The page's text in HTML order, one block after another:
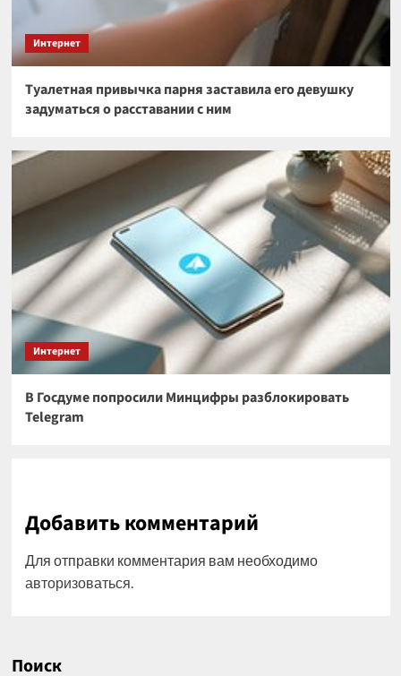
Интернет
Туалетная привычка парня заставила его девушку
задуматься о расставании с ним
Интернет
В Госдуме попросили Минцифры разблокировать
Telegram
Добавить комментарий
Для отправки комментария вам необходимо
авторизоваться.
Поиск